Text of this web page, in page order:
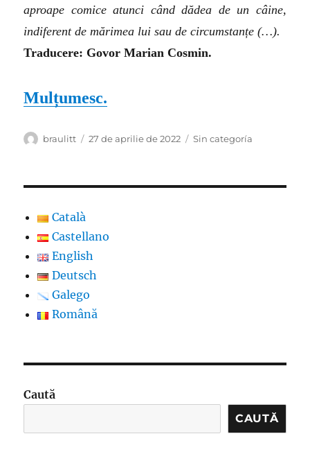
aproape comice atunci când dădea de un câine,
indiferent de mărimea lui sau de circumstanțe(…).
Traducere: Govor Marian Cosmin.
Mulțumesc.
Autor
braulitt
Publicat
27 de aprilie de 2022 Categorii
Sin categoría
Català
Castellano
English
Deutsch
Galego
Română
Caută
CAUTĂ